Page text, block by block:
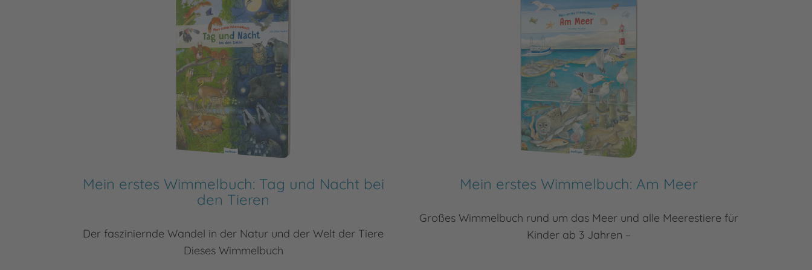
Mein erstes Wimmelbuch: Tag und Nacht bei
den Tieren
Der fasziniernde Wandel in der Natur und der Welt der Tiere
Dieses Wimmelbuch
Mein erstes Wimmelbuch: Am Meer
Großes Wimmelbuch rund um das Meer und alle Meerestiere für
Kinder ab 3 Jahren –